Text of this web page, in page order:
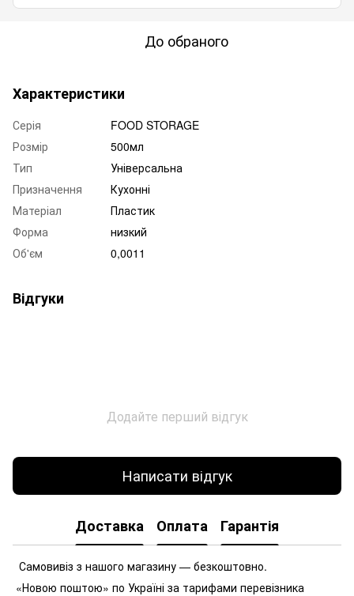
До обраного
Характеристики
Серія
FOOD STORAGE
Розмір
500мл
Тип
Універсальна
Призначення
Кухонні
Матеріал
Пластик
Форма
низкий
Об'єм
0,0011
Відгуки
Додайте перший відгук
Написати відгук
Доставка Оплата Гарантія
Самовивіз з нашого магазину — безкоштовно.
«Новою поштою» по Україні за тарифами перевізника